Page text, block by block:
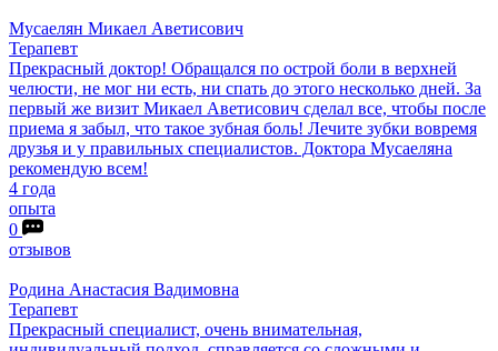
Мусаелян Микаел Аветисович
Терапевт
Прекрасный доктор! Обращался по острой боли в верхней
челюсти, не мог ни есть, ни спать до этого несколько дней. За
первый же визит Микаел Аветисович сделал все, чтобы после
приема я забыл, что такое зубная боль! Лечите зубки вовремя
друзья и у правильных специалистов. Доктора Мусаеляна
рекомендую всем!
4 года
опыта
0
отзывов
Родина Анастасия Вадимовна
Терапевт
Прекрасный специалист, очень внимательная,